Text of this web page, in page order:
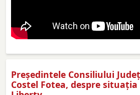
Preşedintele Consiliului
Costel Fotea, despre